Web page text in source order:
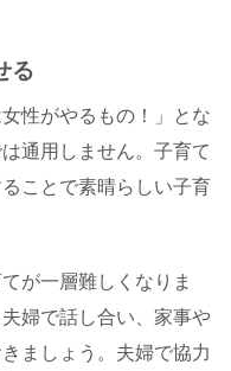
る
性がやるもの！」とな
通用しません。子育て
ことで素晴らしい子育
が一層難しくなりま
婦で話し合い、家事や
ましょう。夫婦で協力